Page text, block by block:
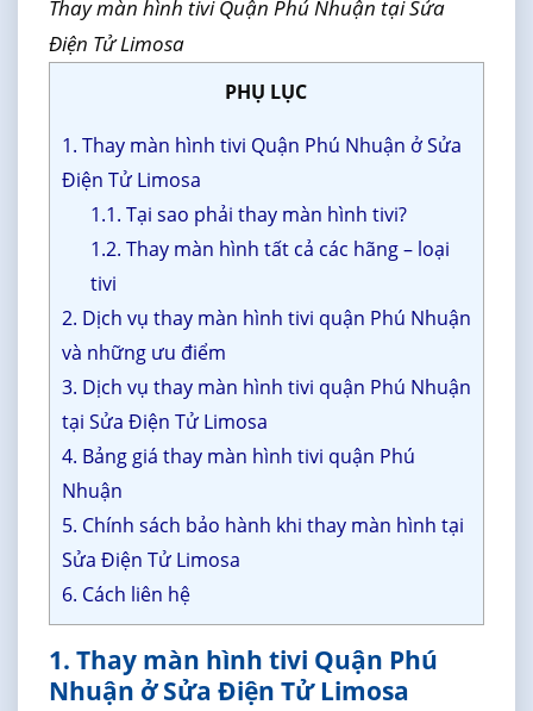
Thay màn hình tivi Quận Phú Nhuận tại Sửa
Điện Tử Limosa
PHỤ LỤC
1. Thay màn hình tivi Quận Phú Nhuận ở Sửa
Điện Tử Limosa
1.1. Tại sao phải thay màn hình tivi?
1.2. Thay màn hình tất cả các hãng – loại
tivi
2. Dịch vụ thay màn hình tivi quận Phú Nhuận
và những ưu điểm
3. Dịch vụ thay màn hình tivi quận Phú Nhuận
tại Sửa Điện Tử Limosa
4. Bảng giá thay màn hình tivi quận Phú
Nhuận
5. Chính sách bảo hành khi thay màn hình tại
Sửa Điện Tử Limosa
6. Cách liên hệ
1. Thay màn hình tivi Quận Phú
Nhuận ở Sửa Điện Tử Limosa